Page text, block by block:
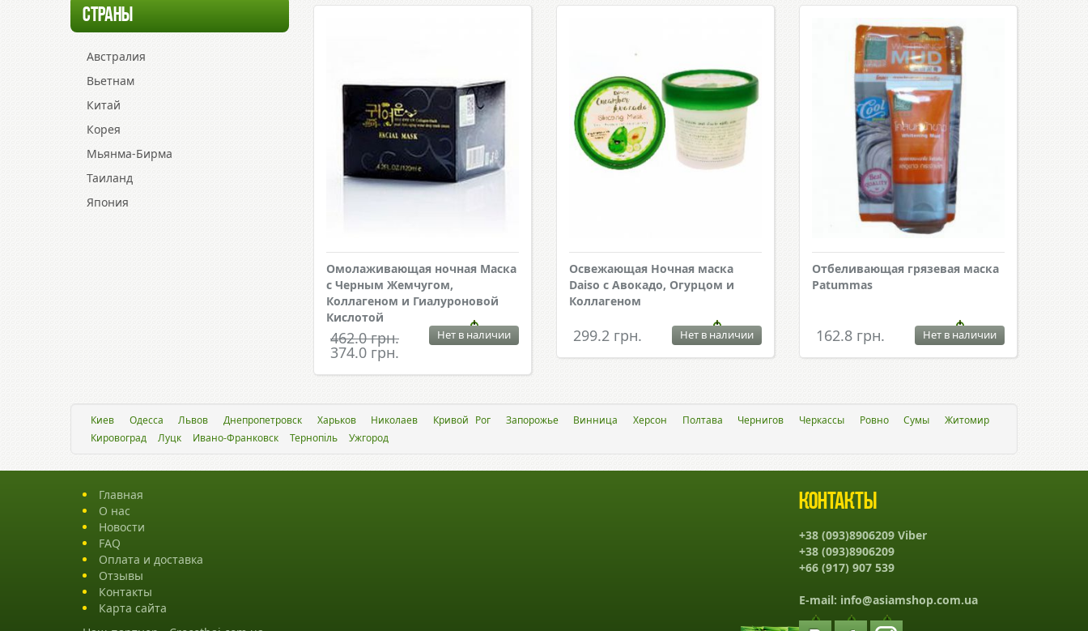
СТРАНЫ
Австралия
Вьетнам
Китай
Корея
Мьянма-Бирма
Таиланд
Япония
Омолаживающая ночная Маска
с Черным Жемчугом,
Коллагеном и Гиалуроновой
Кислотой
462.0 грн.
374.0 грн.
Нет в наличии
Освежающая Ночная маска
Daiso с Авокадо, Огурцом и
Коллагеном
299.2 грн. Нет в наличии
Отбеливающая грязевая маска
Patummas
162.8 грн. Нет в наличии
Киев Одесса Львов Днепропетровск Харьков Николаев Кривой Рог Запорожье Винница Херсон Полтава Чернигов Черкассы Ровно Сумы
Житомир
Кировоград
Луцк Ивано-Франковск Тернопіль Ужгород
Главная
О нас
Новости
FAQ
Оплата и доставка
Отзывы
Контакты
Карта сайта
Контакты
+38 (093)8906209 Viber
+38 (093)8906209
+66 (917) 907 539
E-mail: info@asiamshop.com.ua